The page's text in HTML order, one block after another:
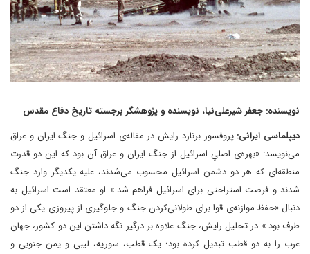
نویسنده: جعفر شیرعلی‌نیا، نویسنده و پژوهشگر برجسته تاریخ دفاع مقدس
دیپلماسی ایرانی: پروفسور برنارد رایش در مقاله‌ی اسرائیل و جنگ ایران و عراق
می‌نویسد: «بهره‌ی اصلیِ اسرائیل از جنگ ایران و عراق آن بود که این دو قدرت
منطقه‌ای که هر دو دشمن اسرائیل محسوب می‌شدند، علیه یکدیگر وارد جنگ
شدند و فرصت استراحتی برای اسرائیل فراهم شد.» او معتقد است اسرائیل به
دنبال «حفظ موازنه‌ی قوا برای طولانی‌کردن جنگ و جلوگیری از پیروزی یکی از دو
طرف بود.» در تحلیل رایش، جنگ علاوه بر درگیر نگه داشتن این دو کشور، جهان
عرب را به دو قطب تبدیل کرده بود؛ یک قطب، سوریه، لیبی و یمن جنوبی و